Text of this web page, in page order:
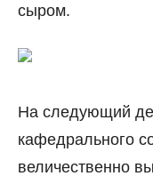
сыром.
На следующий
кафедрального
величественно